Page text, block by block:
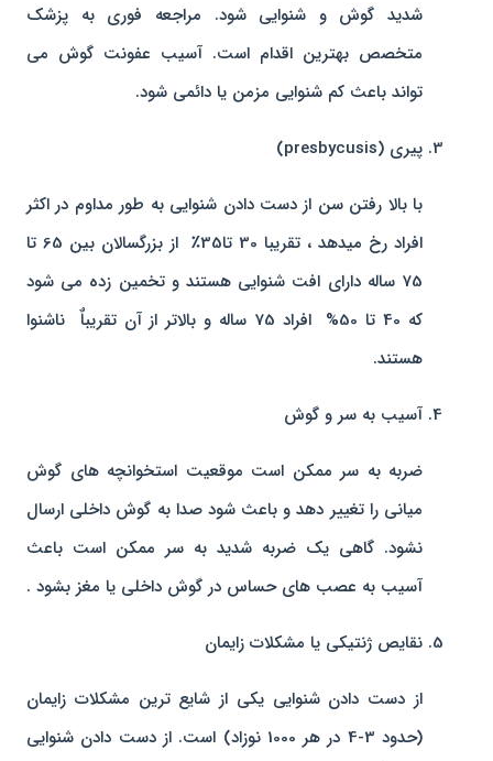
شدید گوش و شنوایی شود. مراجعه فوری به پزشک
متخصص بهترین اقدام است. آسیب عفونت گوش می
تواند باعث کم شنوایی مزمن یا دائمی شود.
پیری (presbycusis)
با بالا رفتن سن از دست دادن شنوایی به طور مداوم در اکثر
افراد رخ میدهد ، تقریبا 30 تا35٪ از بزرگسالان بین 65 تا
75 ساله دارای افت شنوایی هستند و تخمین زده می شود
که 40 تا 50% افراد 75 ساله و بالاتر از آن تقریباٌ ناشنوا
هستند.
آسیب به سر و گوش
ضربه به سر ممکن است موقعیت استخوانچه های گوش
میانی را تغییر دهد و باعث شود صدا به گوش داخلی ارسال
نشود. گاهی یک ضربه شدید به سر ممکن است باعث
آسیب به عصب های حساس در گوش داخلی یا مغز بشود .
نقایص ژنتیکی یا مشکلات زایمان
از دست دادن شنوایی یکی از شایع ترین مشکلات زایمان
(حدود 3-4 در هر 1000 نوزاد) است. از دست دادن شنوایی